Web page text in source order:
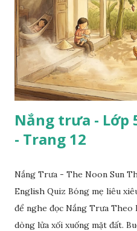
Nắng trưa - Lớp
- Trang 12
Nắng Trưa - The Noon Sun
English Quiz Bóng mẹ liêu
để nghe đọc Nắng Trưa Theo
dòng lửa xối xuống mặt đất.